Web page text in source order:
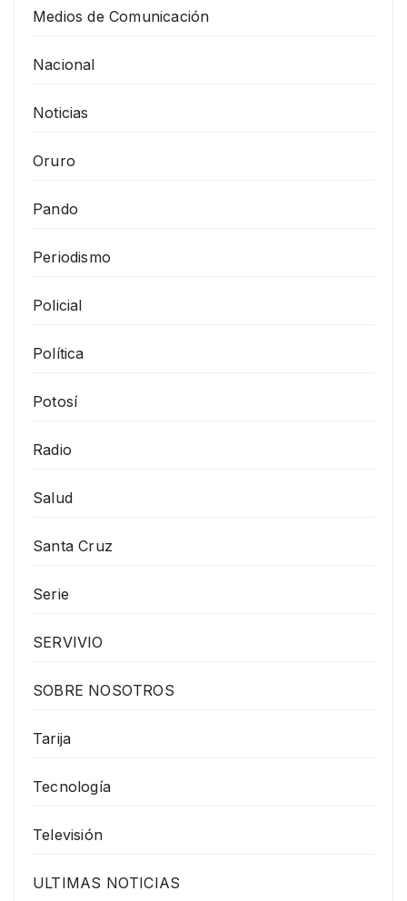
Medios de Comunicación
Nacional
Noticias
Oruro
Pando
Periodismo
Policial
Política
Potosí
Radio
Salud
Santa Cruz
Serie
SERVIVIO
SOBRE NOSOTROS
Tarija
Tecnología
Televisión
ULTIMAS NOTICIAS